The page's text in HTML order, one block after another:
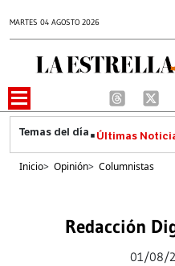
MARTES 04 AGOSTO 2026
Últimas
Inicio> Opinión> Columnistas
Redacción
01/08/